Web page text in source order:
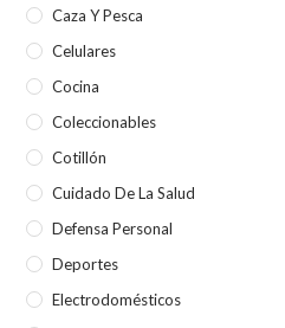
Caza Y Pesca
Celulares
Cocina
Coleccionables
Cotillón
Cuidado De La Salud
Defensa Personal
Deportes
Electrodomésticos